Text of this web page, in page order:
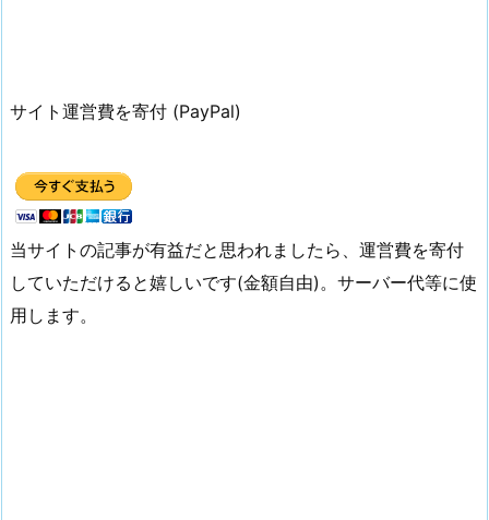
サイト運営費を寄付 (PayPal)
当サイトの記事が有益だと思われましたら、運営費を寄付
していただけると嬉しいです(金額自由)。サーバー代等に使
用します。